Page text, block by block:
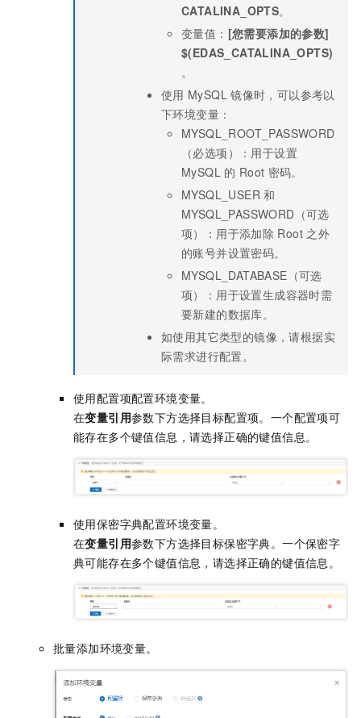
CATALINA_OPTS。
变量值： [您需要添加的参数]
$(EDAS_CATALINA_OPTS)
。
使用 MySQL 镜像时，可以参考以
下环境变量：
MYSQL_ROOT_PASSWORD
（必选项）：用于设置
MySQL 的 Root 密码。
MYSQL_USER 和
MYSQL_PASSWORD（可选
项）：用于添加除 Root 之外
的账号并设置密码。
MYSQL_DATABASE（可选
项）：用于设置生成容器时需
要新建的数据库。
如使用其它类型的镜像，请根据实
际需求进行配置。
使用配置项配置环境变量。
在变量引用参数下方选择目标配置项。一个配置项可
能存在多个键值信息，请选择正确的键值信息。
使用保密字典配置环境变量。
在变量引用参数下方选择目标保密字典。一个保密字
典可能存在多个键值信息，请选择正确的键值信息。
批量添加环境变量。